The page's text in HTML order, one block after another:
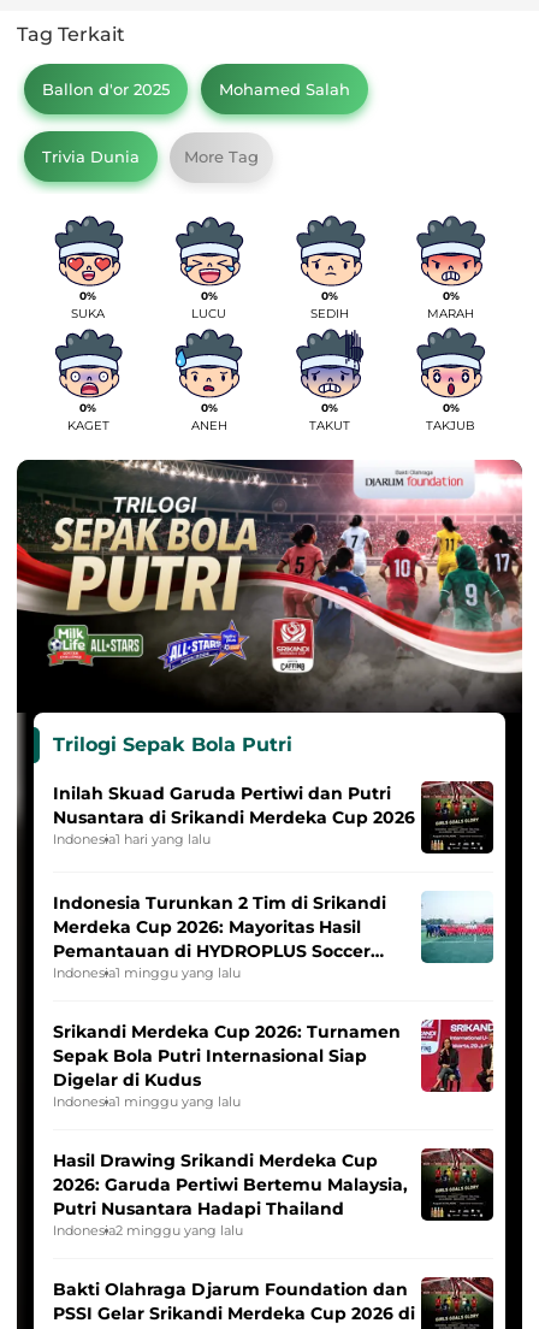
Tag Terkait
Ballon d'or 2025 Mohamed Salah
Trivia Dunia More Tag
0%
SUKA
0%
LUCU
0%
SEDIH
0%
MARAH
0%
KAGET
0%
ANEH
0%
TAKUT
0%
TAKJUB
Trilogi Sepak Bola Putri
Inilah Skuad Garuda Pertiwi dan Putri
Nusantara di Srikandi Merdeka Cup 2026
Indonesia1 hari yang lalu
Indonesia Turunkan 2 Tim di Srikandi
Merdeka Cup 2026: Mayoritas Hasil
Pemantauan di HYDROPLUS Soccer
League
Indonesia1 minggu yang lalu
Srikandi Merdeka Cup 2026: Turnamen
Sepak Bola Putri Internasional Siap
Digelar di Kudus
Indonesia1 minggu yang lalu
Hasil Drawing Srikandi Merdeka Cup
2026: Garuda Pertiwi Bertemu Malaysia,
Putri Nusantara Hadapi Thailand
Indonesia2 minggu yang lalu
Bakti Olahraga Djarum Foundation dan
PSSI Gelar Srikandi Merdeka Cup 2026 di